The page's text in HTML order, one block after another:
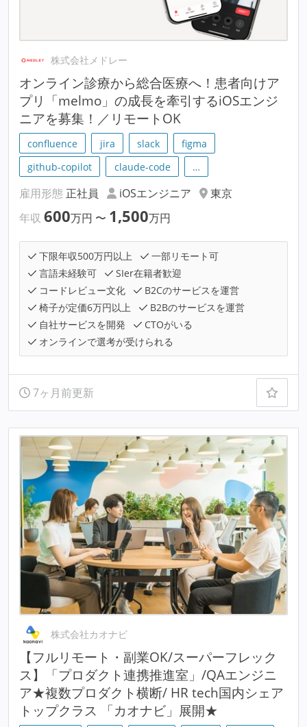
株式会社メドレー
オンライン診療から総合医療へ！患者向けア
プリ「melmo」の成長を牽引するiOSエンジ
ニアを募集！／リモートOK
confluence jira slack
figma
github-copilot
claude-code …
雇用形態 正社員 iOSエンジニア
東京
年収 600万円 〜 1,500万円
下限年収500万円以上
一部リモート可
言語未経験可
SIer在籍者歓迎
コードレビュー文化
B2Cのサービスを運営
椅子が定価6万円以上
B2Bのサービスを運営
自社サービスを開発
CTOがいる
オンラインで選考が受けられる
7ヶ月前更新
株式会社カオナビ
【フルリモート・副業OK/スーパーフレック
ス】「プロダクト連携推進室」/QAエンジニ
ア★複数プロダクト横断/ HR tech国内シェア
トップクラス 「カオナビ」展開★